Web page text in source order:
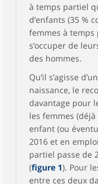
à temps partiel
d’enfants (35 %
femmes à
s’occuper de
des hommes.
Qu’il s’agisse
naissance, le
davantage pour
les femmes
enfant (ou
2016 et en
partiel passe de
(figure 1). Pour
entre ces deux